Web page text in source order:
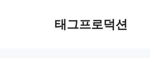
태그프로덕션